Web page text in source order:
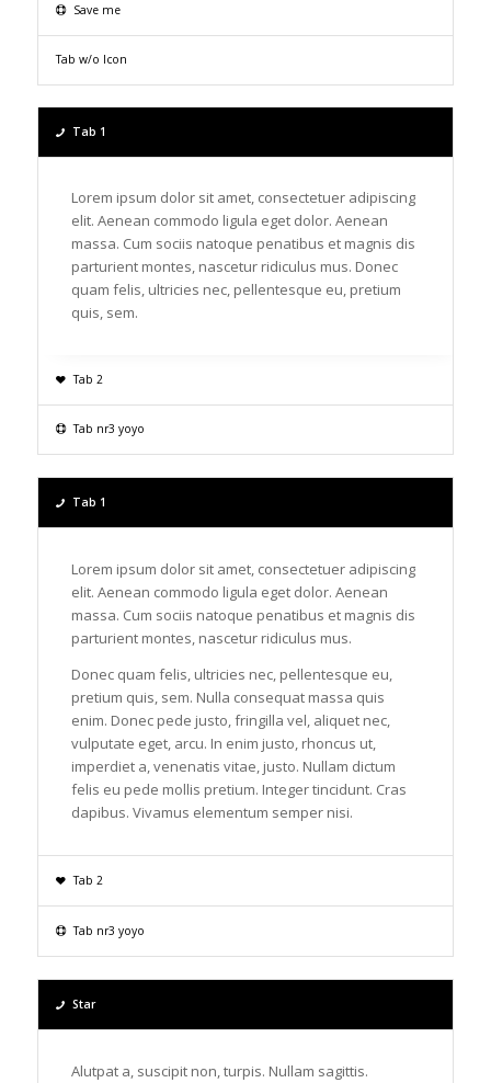
Save me
Tab w/o Icon
Tab 1
Lorem ipsum dolor sit amet, consectetuer adipiscing
elit. Aenean commodo ligula eget dolor. Aenean
massa. Cum sociis natoque penatibus et magnis dis
parturient montes, nascetur ridiculus mus. Donec
quam felis, ultricies nec, pellentesque eu, pretium
quis, sem.
Tab 2
Tab nr3 yoyo
Tab 1
Lorem ipsum dolor sit amet, consectetuer adipiscing
elit. Aenean commodo ligula eget dolor. Aenean
massa. Cum sociis natoque penatibus et magnis dis
parturient montes, nascetur ridiculus mus.
Donec quam felis, ultricies nec, pellentesque eu,
pretium quis, sem. Nulla consequat massa quis
enim. Donec pede justo, fringilla vel, aliquet nec,
vulputate eget, arcu. In enim justo, rhoncus ut,
imperdiet a, venenatis vitae, justo. Nullam dictum
felis eu pede mollis pretium. Integer tincidunt. Cras
dapibus. Vivamus elementum semper nisi.
Tab 2
Tab nr3 yoyo
Star
Alutpat a, suscipit non, turpis. Nullam sagittis.